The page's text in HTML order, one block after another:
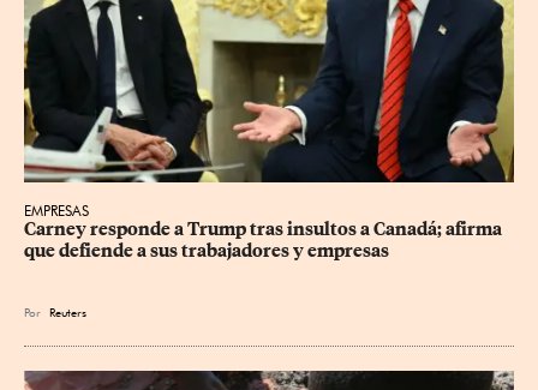
EMPRESAS
Carney responde a Trump tras insultos a Canadá; afirma
que defiende a sus trabajadores y empresas
Por Reuters